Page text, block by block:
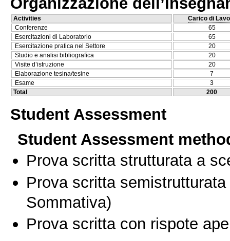
Activities
Carico di
Conferenze
65
Esercitazioni di Laboratorio
65
Esercitazione pratica nel Settore
20
Studio e analisi bibliografica
20
Visite d’istruzione
20
Elaborazione tesina/tesine
7
Esame
3
Total
200
Student Assessment
Student Assessment
Prova scritta strutturata a
Prova scritta
Sommativa)
Prova scritta con rispote